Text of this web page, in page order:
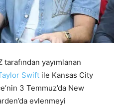
yayımlanan
Swift ile Kansas City
3 Temmuz’da New
evlenmeyi